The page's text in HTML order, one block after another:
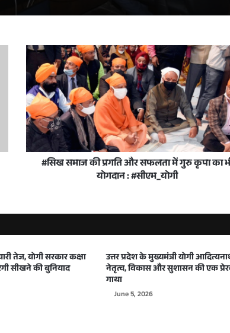
करें सुनिश्चित : एस.पी. गोयल
हासिल किया संयुक्त राष्ट्र का छठवां सतत विकास लक्ष्य
कौशल प्रशिक्षण के लिए मंजूर किए 50 करोड़ रुपये
#सिख समाज की प्रगति और सफलता में गुरु कृपा का
योगदान : #सीएम_योगी
तेज, योगी सरकार कक्षा
सीखने की बुनियाद
उत्तर प्रदेश के मुख्यमंत्री योगी
नेतृत्व, विकास और सुशासन की एक
गाथा
June 5, 2026